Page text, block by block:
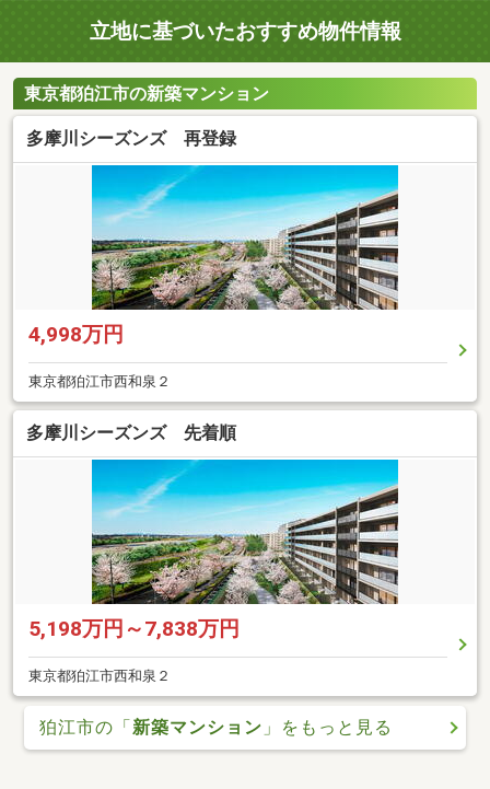
立地に基づいたおすすめ物件情報
東京都狛江市の新築マンション
多摩川シーズンズ 再登録
4,998万円
東京都狛江市西和泉２
多摩川シーズンズ 先着順
5,198万円～7,838万円
東京都狛江市西和泉２
狛江市の「新築マンション 」をもっと見る